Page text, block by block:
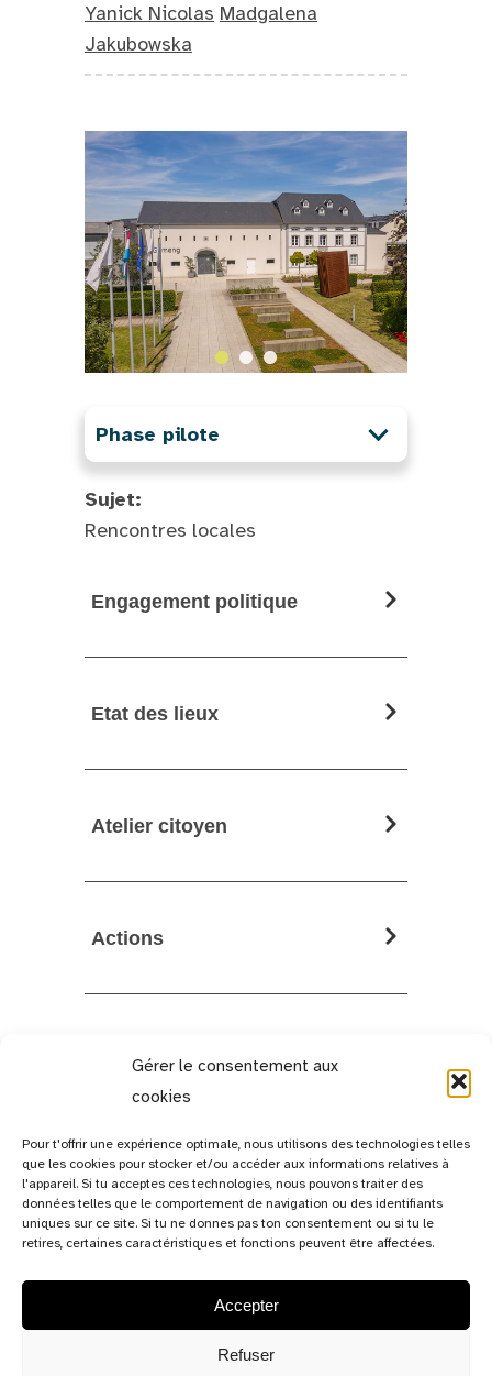
Gérer le consentement aux
cookies
Pour t'offrir une expérience optimale, nous utilisons des technologies telles
que les cookies pour stocker et/ou accéder aux informations relatives à
l'appareil. Si tu acceptes ces technologies, nous pouvons traiter des
données telles que le comportement de navigation ou des identifiants
uniques sur ce site. Si tu ne donnes pas ton consentement ou si tu le
retires, certaines caractéristiques et fonctions peuvent être affectées.
Accepter
Refuser
Yanick Nicolas Madgalena
Jakubowska
Phase pilote
Sujet:
Rencontres locales
Engagement politique
Etat des lieux
Atelier citoyen
Actions